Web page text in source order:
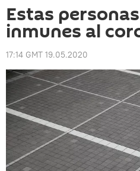
Estas
inmunes al
17:14 GMT 19.05.2020